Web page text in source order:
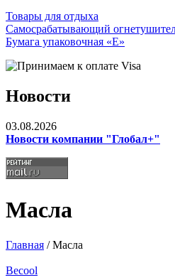
Товары для отдыха
Самосрабатывающий
Бумага упаковочная «Е»
Новости
03.08.2026
Новости компании "Глобал+"
Масла
Главная / Масла
Becool